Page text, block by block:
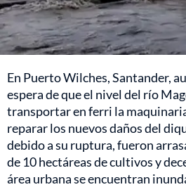
En Puerto Wilches, Santander,
espera de que el nivel del río
transportar en ferri la
reparar los nuevos daños del
debido a su ruptura, fueron
de 10 hectáreas de cultivos y
área urbana se encuentran